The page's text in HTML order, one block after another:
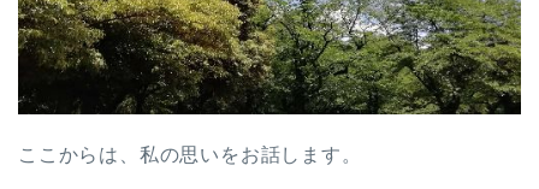
ここからは、私の思いをお話します。